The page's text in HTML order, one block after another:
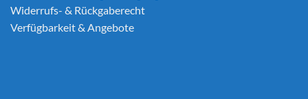
Widerrufs- & Rückgaberecht
Verfügbarkeit & Angebote